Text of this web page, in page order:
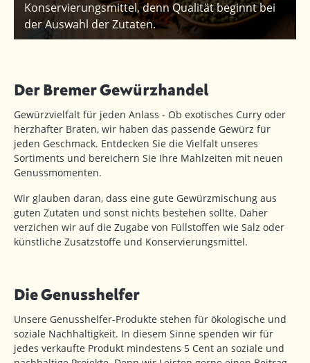
Konservierungsmittel, denn Qualität beginnt bei
der Auswahl der Zutaten.
Der Bremer Gewürzhandel
Gewürzvielfalt für jeden Anlass - Ob exotisches Curry oder
herzhafter Braten, wir haben das passende Gewürz für
jeden Geschmack. Entdecken Sie die Vielfalt unseres
Sortiments und bereichern Sie Ihre Mahlzeiten mit neuen
Genussmomenten.
Wir glauben daran, dass eine gute Gewürzmischung aus
guten Zutaten und sonst nichts bestehen sollte. Daher
verzichen wir auf die Zugabe von Füllstoffen wie Salz oder
künstliche Zusatzstoffe und Konservierungsmittel.
Die Genusshelfer
Unsere Genusshelfer-Produkte stehen für ökologische und
soziale Nachhaltigkeit. In diesem Sinne spenden wir für
jedes verkaufte Produkt mindestens 5 Cent an soziale und